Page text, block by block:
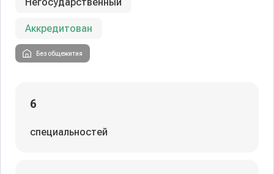
Аккредитован
Без общежития
6
специальностей